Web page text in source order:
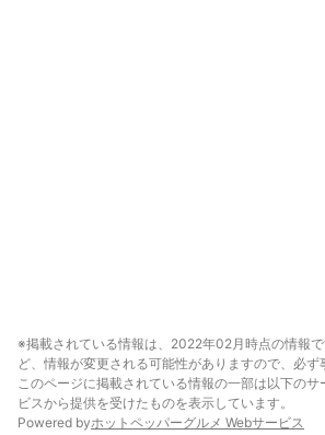
※掲載されている情報は、2022年02月時点の情報
ど、情報が変更される可能性がありますので、必ず
このページに掲載されている情報の一部は以下のサ
ビスから提供を受けたものを表示しています。
Powered byホットペッパーグルメ Webサービス